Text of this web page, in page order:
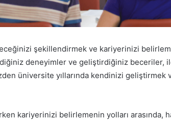
şekillendirmek ve kariyerinizi
deneyimler ve geliştirdiğiniz beceriler,
üniversite yıllarında kendinizi geliştirmek
kariyerinizi belirlemenin yolları arasında,